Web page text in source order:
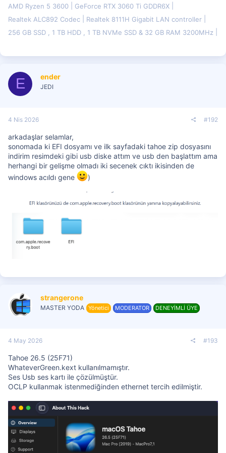
AMD Ryzen 5 3600
GeForce RTX 3060 Ti GDDR6X
Realtek ALC892 Codec
Realtek 8111H Gigabit LAN controller
256 GB SSD , 1 TB HDD , 1 TB NVMe SSD & 32 GB RAM 3200MHz
E ender
JEDI
4 Nis 2026 #192
arkadaşlar selamlar,
sonomada ki EFI dosyamı ve ilk sayfadaki tahoe zip dosyasını
indirim resimdeki gibi usb diske attım ve usb den başlattım ama
herhangi bir gelişme olmadı iki secenek cıktı ikisinden de
windows acıldı gene
)
strangerone
MASTER YODA Yönetici MODERATOR DENEYİMLİ ÜYE
4 May 2026 #193
Tahoe 26.5 (25F71)
WhateverGreen.kext kullanılmamıştır.
Ses Usb ses kartı ile çözülmüştür.
OCLP kullanmak istenmediğinden ethernet tercih edilmiştir.